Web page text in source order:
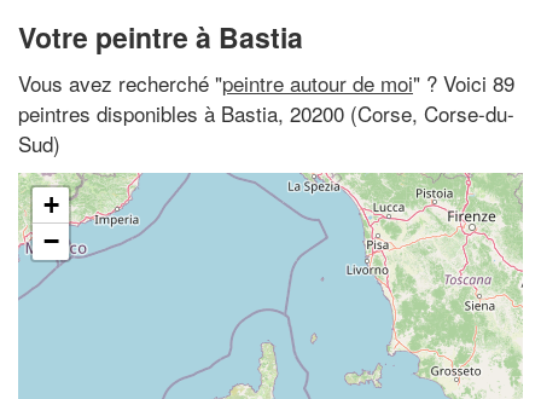
Votre peintre à Bastia
Vous avez recherché "peintre autour de moi" ? Voici 89
peintres disponibles à Bastia, 20200 (Corse, Corse-du-
Sud)
+
−